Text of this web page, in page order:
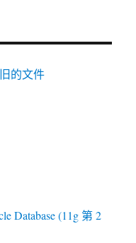
的文件
Database (11g 第 2